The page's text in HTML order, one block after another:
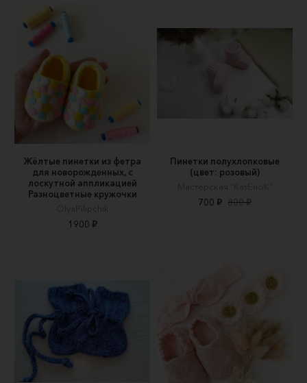
Жёлтые пинетки из фетра
для новорожденных, c
лоскутной аппликацией
Разноцветные кружочки
OlyaPilipchik
1900 ₽
Пинетки полухлопковые
(цвет: розовый)
Мастерская "КатЁноК"
700 ₽ 800 ₽